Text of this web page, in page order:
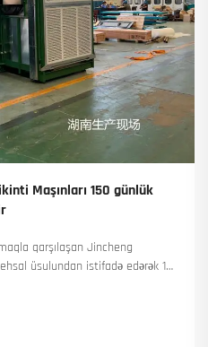
Maşınları 150 günlük
qarşılaşan Jincheng
üsulundan istifadə edərək 18